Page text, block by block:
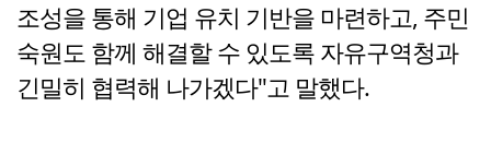
조성을 통해 기업 유치 기반을 마련하고, 주민
숙원도 함께 해결할 수 있도록 자유구역청과
긴밀히 협력해 나가겠다"고 말했다.